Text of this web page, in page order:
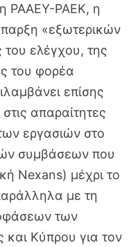
ΡΑΑΕΥ-ΡΑΕΚ, η
«εξωτερικών
του ελέγχου, της
του φορέα
επίσης
απαραίτητες
εργασιών στο
συμβάσεων που
Nexans) μέχρι το
με τη
των
Κύπρου για τον